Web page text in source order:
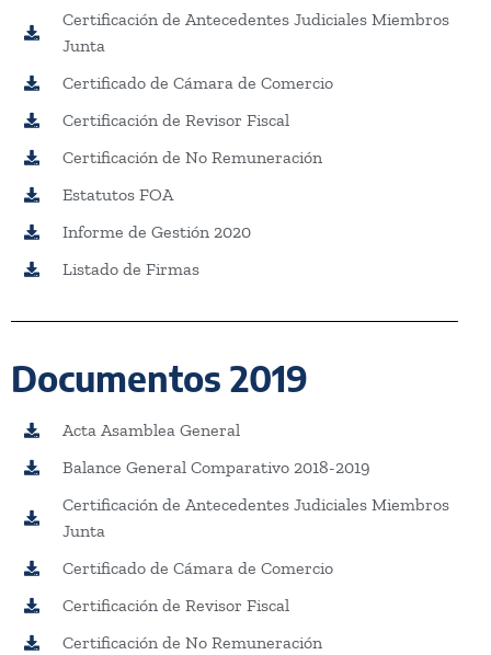
Certificación de Antecedentes Judiciales Miembros
Junta
Certificado de Cámara de Comercio
Certificación de Revisor Fiscal
Certificación de No Remuneración
Estatutos FOA
Informe de Gestión 2020
Listado de Firmas
Documentos 2019
Acta Asamblea General
Balance General Comparativo 2018-2019
Certificación de Antecedentes Judiciales Miembros
Junta
Certificado de Cámara de Comercio
Certificación de Revisor Fiscal
Certificación de No Remuneración